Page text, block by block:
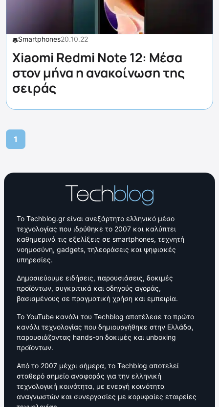
Smartphones20.10.22
Xiaomi Redmi Note 12: Μέσα
στον μήνα η ανακοίνωση της
σειράς
1
Το Techblog.gr είναι ανεξάρτητο ελληνικό μέσο
τεχνολογίας που ιδρύθηκε το 2007 και καλύπτει
καθημερινά τις εξελίξεις σε smartphones, τεχνητή
νοημοσύνη, gadgets, τηλεοράσεις και ψηφιακές
υπηρεσίες.
Δημοσιεύουμε ειδήσεις, παρουσιάσεις, δοκιμές
προϊόντων, συγκριτικά και οδηγούς αγοράς,
βασισμένους σε πραγματική χρήση και εμπειρία.
Το YouTube κανάλι του Techblog αποτέλεσε το πρώτο
κανάλι τεχνολογίας που δημιουργήθηκε στην Ελλάδα,
παρουσιάζοντας hands-on δοκιμές και unboxing
προϊόντων.
Από το 2007 μέχρι σήμερα, το Techblog αποτελεί
σταθερό σημείο αναφοράς για την ελληνική
τεχνολογική κοινότητα, με ενεργή κοινότητα
αναγνωστών και συνεργασίες με κορυφαίες εταιρείες